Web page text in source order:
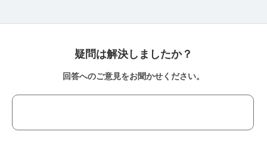
疑問は解決しましたか？
回答へのご意見をお聞かせください。